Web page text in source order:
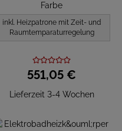
Farbe
inkl. Heizpatrone mit Zeit- und
Raumtemparaturregelung
551,05 €
Lieferzeit 3-4 Wochen